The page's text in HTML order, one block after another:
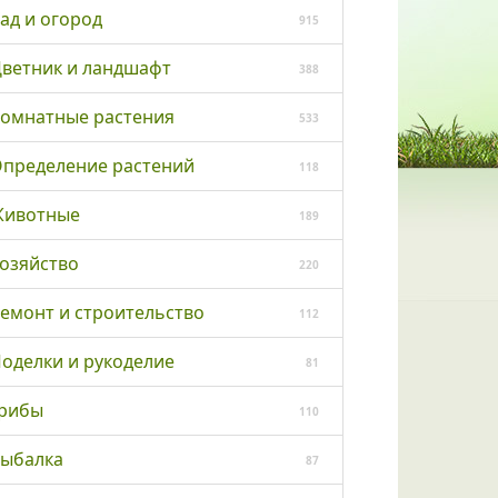
и огород 915
и ландшафт 388
растения 533
растений 118
189
220
и строительство 112
и рукоделие 81
110
87